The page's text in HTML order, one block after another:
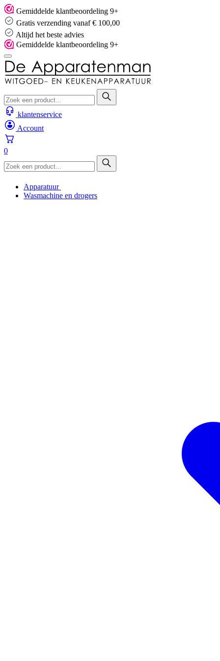
Skip
to
content
Gemiddelde klantbeoordeling 9+
Gratis verzending vanaf € 100,00
Altijd het beste advies
Gemiddelde klantbeoordeling 9+
klantenservice
Account
0
Apparatuur
Wasmachine en drogers